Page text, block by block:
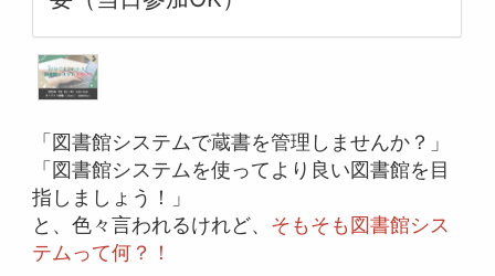
「図書館システムで蔵書を管理しませんか？」
「図書館システムを使ってより良い図書館を目
指しましょう！」
と、色々言われるけれど、 そもそも図書館シス
テムって何？！